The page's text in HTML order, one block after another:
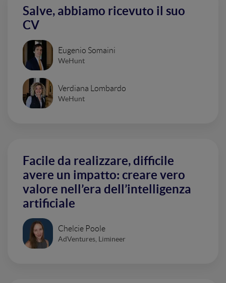
Salve, abbiamo ricevuto il suo
CV
Eugenio Somaini
WeHunt
Verdiana Lombardo
WeHunt
Facile da realizzare, difficile
avere un impatto: creare vero
valore nell’era dell’intelligenza
artificiale
Chelcie Poole
AdVentures, Limineer